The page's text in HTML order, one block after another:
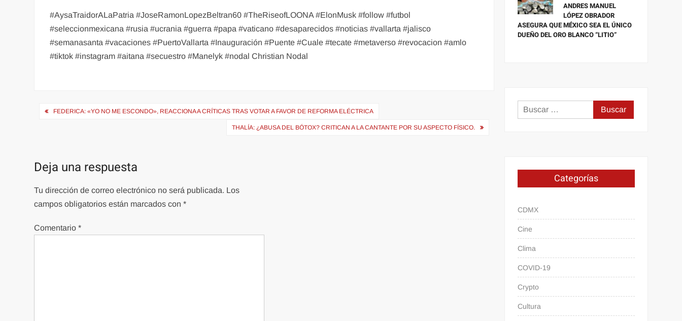
#AysaTraidorALaPatria #JoseRamonLopezBeltran60 #TheRiseofLOONA #ElonMusk #follow #futbol
#seleccionmexicana #rusia #ucrania #guerra #papa #vaticano #desaparecidos #noticias #vallarta #jalisco
#semanasanta #vacaciones #PuertoVallarta #Inauguración #Puente #Cuale #tecate #metaverso #revocacion #amlo
#tiktok #instagram #aitana #secuestro #Manelyk #nodal Christian Nodal
Navegación
FEDERICA: «YO NO ME ESCONDO», REACCIONA A CRÍTICAS TRAS VOTAR A FAVOR DE REFORMA ELÉCTRICA
THALÍA: ¿ABUSA DEL BÓTOX? CRITICAN A LA CANTANTE POR SU ASPECTO FÍSICO.
Deja una respuesta
Tu dirección de correo electrónico no será publicada. Los
campos obligatorios están marcados con*
Comentario*
ANDRES MANUEL
LÓPEZ OBRADOR
ASEGURA QUE MÉXICO SEA EL ÚNICO
DUEÑO DEL ORO BLANCO “LITIO”
Buscar:
Categorías
CDMX
Cine
Clima
COVID-19
Crypto
Cultura